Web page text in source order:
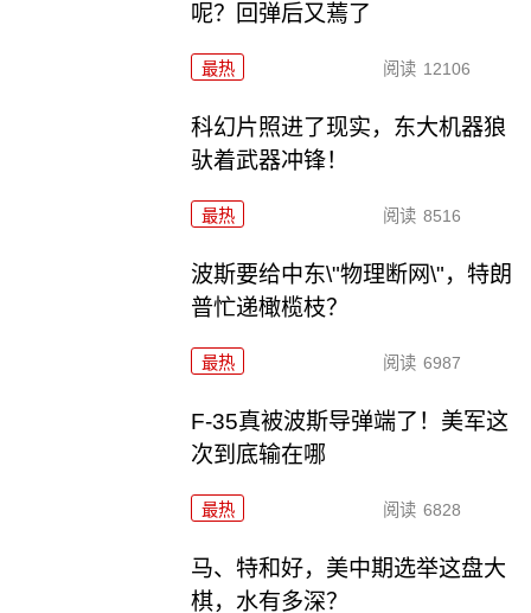
呢？回弹后又蔫了
最热 阅读 12106
科幻片照进了现实，东大机器狼
驮着武器冲锋！
最热 阅读 8516
波斯要给中东\"物理断网\"，特朗
普忙递橄榄枝？
最热 阅读 6987
F-35真被波斯导弹端了！美军这
次到底输在哪
最热 阅读 6828
马、特和好，美中期选举这盘大
棋，水有多深？